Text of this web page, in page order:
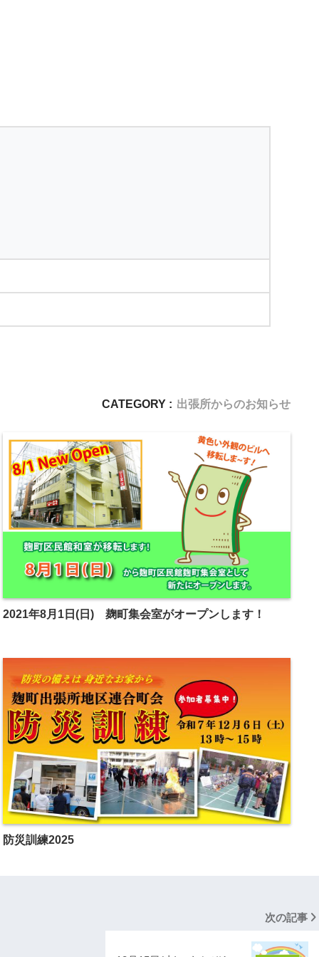
CATEGORY : 出張所からのお知らせ
2021年8月1日(日) 麹町集会室がオープンします！
防災訓練2025
次の記事